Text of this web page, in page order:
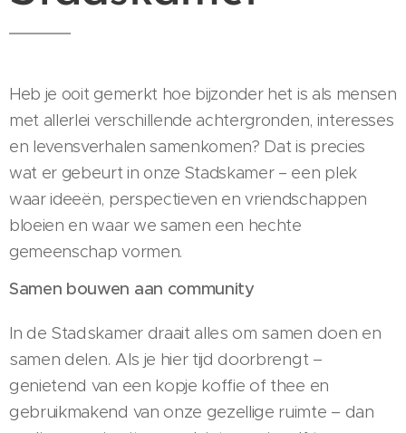
Heb je ooit gemerkt hoe bijzonder het is als mensen
met allerlei verschillende achtergronden, interesses
en levensverhalen samenkomen? Dat is precies
wat er gebeurt in onze Stadskamer – een plek
waar ideeën, perspectieven en vriendschappen
bloeien en waar we samen een hechte
gemeenschap vormen.
Samen bouwen aan community
In de Stadskamer draait alles om samen doen en
samen delen. Als je hier tijd doorbrengt –
genietend van een kopje koffie of thee en
gebruikmakend van onze gezellige ruimte – dan